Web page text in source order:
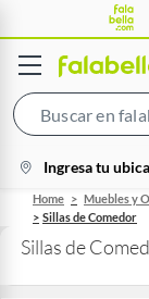
location-
icon
Ingresa tu
Home Muebles y
Sillas de Comedor
Sillas de